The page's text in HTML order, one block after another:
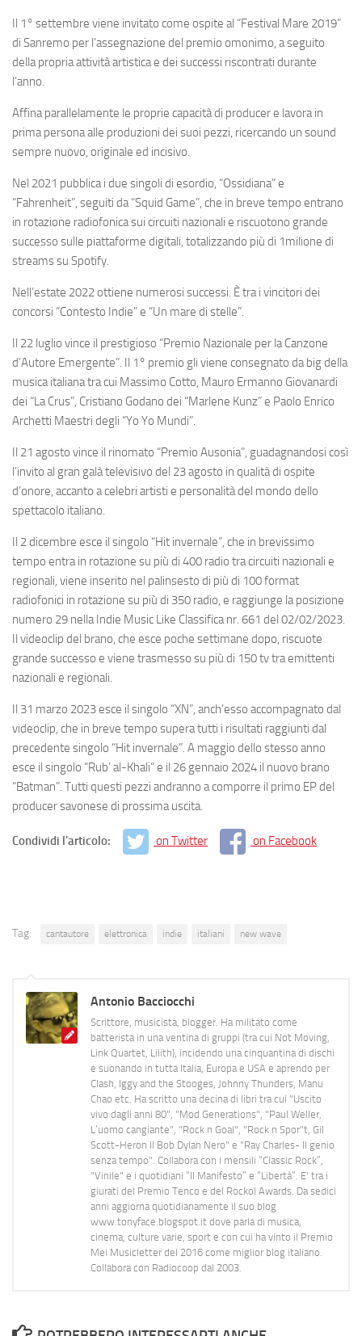
Il 1° settembre viene invitato come ospite al “Festival Mare 2019”
di Sanremo per l’assegnazione del premio omonimo, a seguito
della propria attività artistica e dei successi riscontrati durante
l’anno.
Affina parallelamente le proprie capacità di producer e lavora in
prima persona alle produzioni dei suoi pezzi, ricercando un sound
sempre nuovo, originale ed incisivo.
Nel 2021 pubblica i due singoli di esordio, “Ossidiana” e
“Fahrenheit”, seguiti da “Squid Game”, che in breve tempo entrano
in rotazione radiofonica sui circuiti nazionali e riscuotono grande
successo sulle piattaforme digitali, totalizzando più di 1milione di
streams su Spotify.
Nell’estate 2022 ottiene numerosi successi. È tra i vincitori dei
concorsi “Contesto Indie” e “Un mare di stelle”.
Il 22 luglio vince il prestigioso “Premio Nazionale per la Canzone
d’Autore Emergente”. Il 1° premio gli viene consegnato da big della
musica italiana tra cui Massimo Cotto, Mauro Ermanno Giovanardi
dei “La Crus”, Cristiano Godano dei “Marlene Kunz” e Paolo Enrico
Archetti Maestri degli “Yo Yo Mundi”.
Il 21 agosto vince il rinomato “Premio Ausonia”, guadagnandosi così
l’invito al gran galà televisivo del 23 agosto in qualità di ospite
d’onore, accanto a celebri artisti e personalità del mondo dello
spettacolo italiano.
Il 2 dicembre esce il singolo “Hit invernale”, che in brevissimo
tempo entra in rotazione su più di 400 radio tra circuiti nazionali e
regionali, viene inserito nel palinsesto di più di 100 format
radiofonici in rotazione su più di 350 radio, e raggiunge la posizione
numero 29 nella Indie Music Like Classifica nr. 661 del 02/02/2023.
Il videoclip del brano, che esce poche settimane dopo, riscuote
grande successo e viene trasmesso su più di 150 tv tra emittenti
nazionali e regionali.
Il 31 marzo 2023 esce il singolo “XN”, anch’esso accompagnato dal
videoclip, che in breve tempo supera tutti i risultati raggiunti dal
precedente singolo “Hit invernale”. A maggio dello stesso anno
esce il singolo “Rub’ al-Khali” e il 26 gennaio 2024 il nuovo brano
“Batman”. Tutti questi pezzi andranno a comporre il primo EP del
producer savonese di prossima uscita.
Condividi l'articolo: on Twitter on Facebook
Tag: cantautore elettronica indie italiani new wave
Antonio Bacciocchi
Scrittore, musicista, blogger. Ha militato come
batterista in una ventina di gruppi (tra cui Not Moving,
Link Quartet, Lilith), incidendo una cinquantina di dischi
e suonando in tutta Italia, Europa e USA e aprendo per
Clash, Iggy and the Stooges, Johnny Thunders, Manu
Chao etc. Ha scritto una decina di libri tra cui "Uscito
vivo dagli anni 80", "Mod Generations", "Paul Weller,
L’uomo cangiante", "Rock n Goal", "Rock n Spor"t, Gil
Scott-Heron Il Bob Dylan Nero" e "Ray Charles- Il genio
senza tempo". Collabora con i mensili “Classic Rock”,
"Vinile" e i quotidiani “Il Manifesto” e “Libertà”. E' tra i
giurati del Premio Tenco e del Rockol Awards. Da sedici
anni aggiorna quotidianamente il suo blog
www.tonyface.blogspot.it dove parla di musica,
cinema, culture varie, sport e con cui ha vinto il Premio
Mei Musicletter del 2016 come miglior blog italiano.
Collabora con Radiocoop dal 2003.